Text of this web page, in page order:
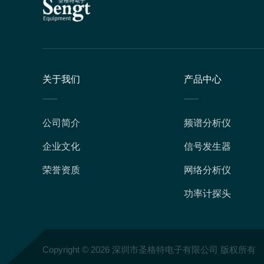
关于我们
公司简介
企业文化
荣誉资质
产品中心
频谱分析仪
信号发生器
网络分析仪
功率计探头
Copyright © 2026 深圳市圣格特电子有限公司 版权所有